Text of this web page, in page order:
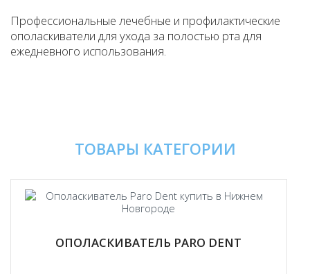
Профессиональные лечебные и профилактические
ополаскиватели для ухода за полостью рта для
ежедневного использования.
ТОВАРЫ КАТЕГОРИИ
ОПОЛАСКИВАТЕЛЬ PARO DENT